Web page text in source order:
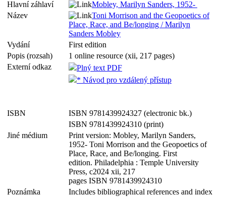
Hlavní záhlaví
Mobley, Marilyn Sanders, 1952-
Název
Toni Morrison and the Geopoetics of
Place, Race, and Be/longing / Marilyn
Sanders Mobley
Vydání
First edition
Popis (rozsah)
1 online resource (xii, 217 pages)
Externí odkaz
Plný text PDF
* Návod pro vzdálený přístup
ISBN
ISBN 9781439924327 (electronic bk.)
ISBN 9781439924310 (print)
Jiné médium
Print version: Mobley, Marilyn Sanders,
1952- Toni Morrison and the Geopoetics of
Place, Race, and Be/longing. First
edition. Philadelphia : Temple University
Press, c2024 xii, 217
pages ISBN 9781439924310
Poznámka
Includes bibliographical references and index